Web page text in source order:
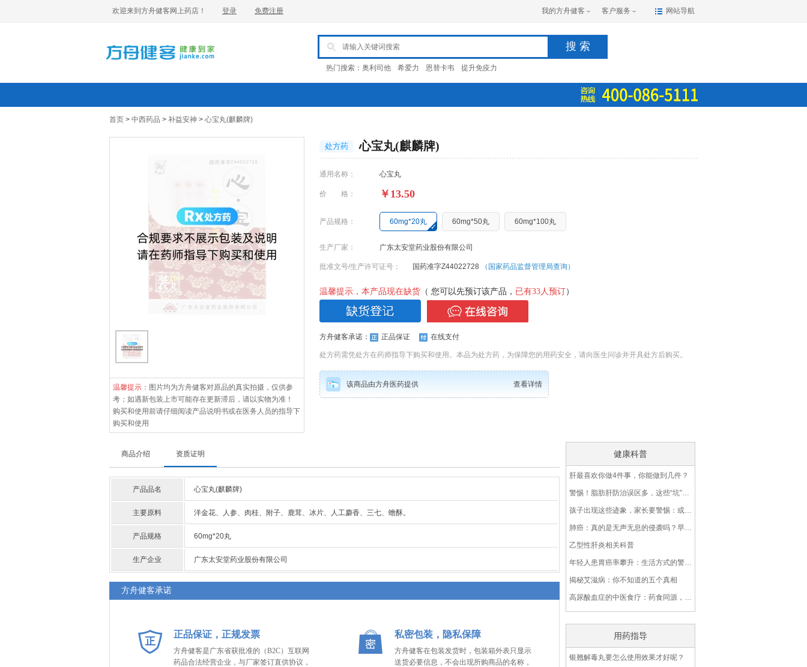
欢迎来到方舟健客网上药店！ 登录 免费注册 网站导航
客户服务
我的方舟健客
搜 索
热门搜索： 奥利司他 希爱力 恩替卡韦 提升免疫力
首页 > 中西药品 > 补益安神 > 心宝丸(麒麟牌)
温馨提示： 图片均为方舟健客对原品的真实拍摄，仅供参
考；如遇新包装上市可能存在更新滞后，请以实物为准！
购买和使用前请仔细阅读产品说明书或在医务人员的指导下
购买和使用
处方药 心宝丸(麒麟牌)
通用名称： 心宝丸
价 格： ￥13.50
产品规格： 60mg*20丸 60mg*50丸 60mg*100丸
生产厂家： 广东太安堂药业股份有限公司
批准文号/生产许可证号： 国药准字Z44022728 （国家药品监督管理局查询）
温馨提示，本产品现在缺货 （ 您可以先预订该产品， 已有33人预订）
方舟健客承诺： 正品保证 在线支付
处方药需凭处方在药师指导下购买和使用。本品为处方药，为保障您的用药安全，请向医生问诊并开具处方后购买。
该商品由方舟医药提供 查看详情
商品介绍 资质证明
产品品名 心宝丸(麒麟牌)
主要原料 洋金花、人参、肉桂、附子、鹿茸、冰片、人工麝香、三七、蟾酥。
产品规格 60mg*20丸
生产企业 广东太安堂药业股份有限公司
方舟健客承诺
正品保证，正规发票
方舟健客是广东省获批准的（B2C）互联网
药品合法经营企业，与厂家签订直供协议，
私密包装，隐私保障
方舟健客在包装发货时，包装箱外表只显示
送货必要信息，不会出现所购商品的名称，
健康科普
肝最喜欢你做4件事，你能做到几件？
警惕！脂肪肝防治误区多，这些“坑”你踩过几个？
孩子出现这些迹象，家长要警惕：或许不是小感冒，而是白血病的信号
肺癌：真的是无声无息的侵袭吗？早期筛查，关键在掌握这些知识点！
乙型性肝炎相关科普
年轻人患胃癌率攀升：生活方式的警钟已敲响
揭秘艾滋病：你不知道的五个真相
高尿酸血症的中医食疗：药食同源，调理身心
用药指导
银翘解毒丸要怎么使用效果才好呢？